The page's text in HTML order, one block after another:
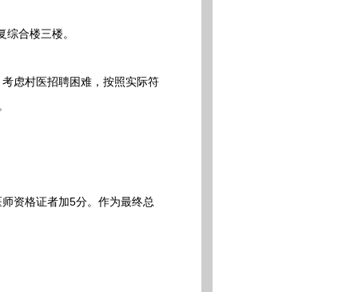
合楼三楼。
虑村医招聘困难，按照实际符
资格证者加5分。作为最终总